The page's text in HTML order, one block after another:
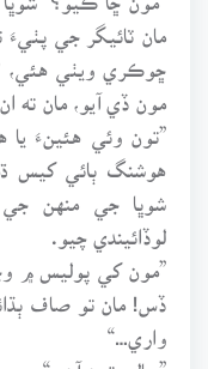
مان ٽائيگر جي
ڇوڪري ويٺي هئي،
مون ڏي آيو، مان
”تون وئي هئينءَ يا
هوشنگ ٻائي کيس
شوڀا جي منهن
لوڏائيندي چيو.
”مون کي پوليس ۾
ڏس! مان تو صاف
واري…“
”سالي تون آن…“